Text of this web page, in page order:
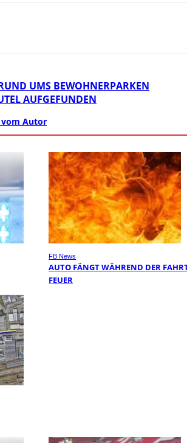
UMS BEWOHNERPARKEN
AUFGEFUNDEN
vom Autor
FB News
AUTO FÄNGT WÄHREND DER
FEUER